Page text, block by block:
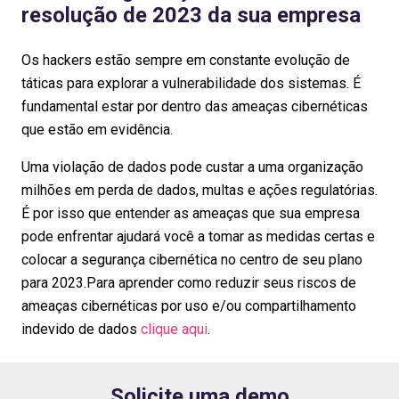
resolução de 2023 da sua empresa
Os hackers estão sempre em constante evolução de
táticas para explorar a vulnerabilidade dos sistemas. É
fundamental estar por dentro das ameaças cibernéticas
que estão em evidência.
Uma violação de dados pode custar a uma organização
milhões em perda de dados, multas e ações regulatórias.
É por isso que entender as ameaças que sua empresa
pode enfrentar ajudará você a tomar as medidas certas e
colocar a segurança cibernética no centro de seu plano
para 2023.Para aprender como reduzir seus riscos de
ameaças cibernéticas por uso e/ou compartilhamento
indevido de dados clique aqui.